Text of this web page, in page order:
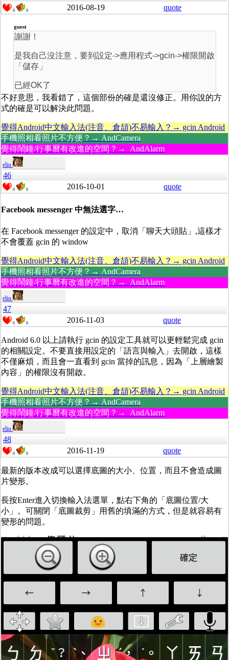
0 0 2016-08-19 quote
guest
謝謝！
是我自己沒注意，要到設定->應用程式->gcin->權限開啟
「儲存」
已經OK了
不好意思，我看錯了，這個部份的確是還沒修正。用你說的方
式的確是可以解決此問題。
覺得Android中文輸入法(注音、倉頡)不易輸入？→ gcin Android
手機照相看照片不方便？→ AndCamera
覺得鬧鐘/行事曆有改進的空間？→ AndAlarm
eliu
46
0 0 2016-10-01 quote
Facebook messenger 中無法選字…
在 Facebook messenger 的設定中，取消「聊天大頭貼」,這樣才
不會覆蓋 gcin 的 window
覺得Android中文輸入法(注音、倉頡)不易輸入？→ gcin Android
手機照相看照片不方便？→ AndCamera
覺得鬧鐘/行事曆有改進的空間？→ AndAlarm
eliu
47
0 0 2016-11-03 quote
Android 6.0 以上請執行 gcin 的設定工具就可以更輕鬆完成 gcin
的相關設定。不要直接用設定的「語言與輸入」去開啟，這樣
不僅麻煩，而且會一直看到 gcin 當掉的訊息，因為「上層繪製
內容」的權限沒有開啟。
覺得Android中文輸入法(注音、倉頡)不易輸入？→ gcin Android
手機照相看照片不方便？→ AndCamera
覺得鬧鐘/行事曆有改進的空間？→ AndAlarm
eliu
48
0 0 2016-11-19 quote
最新的版本改成可以選擇底圖的大小、位置，而且不會造成圖
片變形。
長按Enter進入切換輸入法選單，點右下角的「底圖位置/大
小」。可關閉「底圖裁剪」用舊的填滿的方式，但是就容易有
變形的問題。